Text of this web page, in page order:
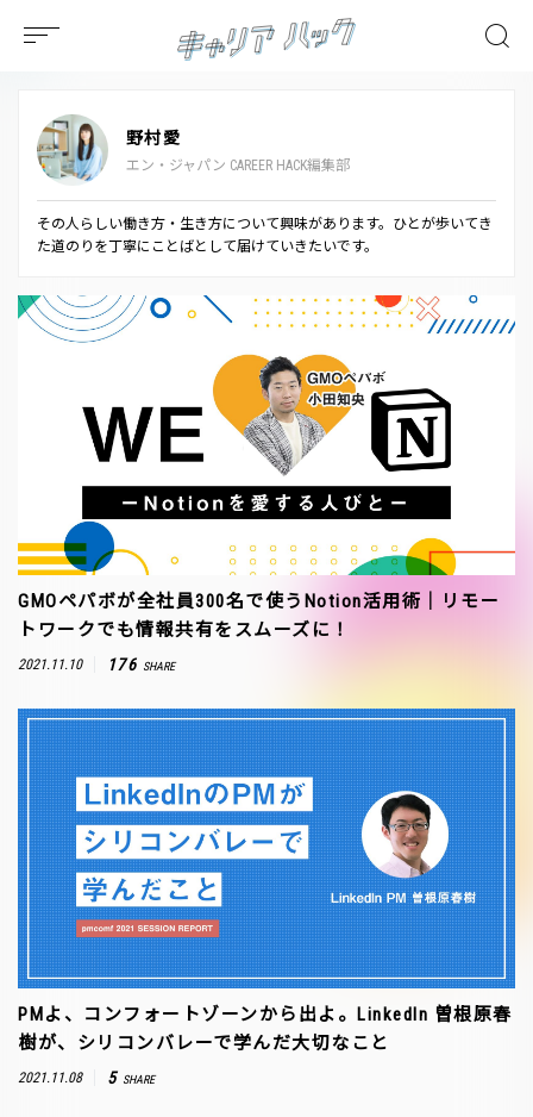
野村愛
エン・ジャパン CAREER HACK編集部
その人らしい働き方・生き方について興味があります。ひとが歩いてき
た道のりを丁寧にことばとして届けていきたいです。
GMOペパボが全社員300名で使うNotion活用術｜リモー
トワークでも情報共有をスムーズに！
2021.11.10 176 SHARE
PMよ、コンフォートゾーンから出よ。LinkedIn 曽根原春
樹が、シリコンバレーで学んだ大切なこと
2021.11.08 5 SHARE